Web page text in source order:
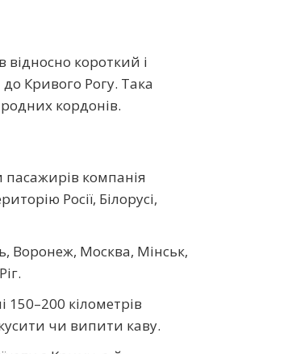
відносно короткий і
Кривого Рогу. Така
кордонів.
компанія
Росії, Білорусі,
Воронеж, Москва, Мінськ,
150–200 кілометрів
чи випити каву.